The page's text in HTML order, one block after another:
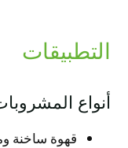
التطبيقات
أنواع
قهوة ساخنة